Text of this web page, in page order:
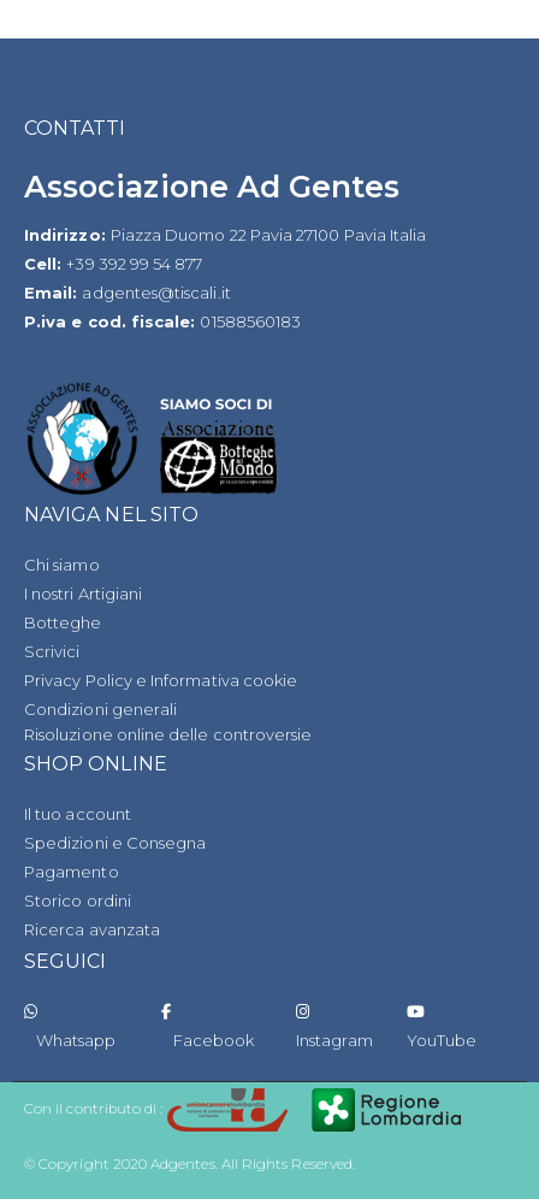
CONTATTI
Associazione Ad Gentes
Indirizzo: Piazza Duomo 22 Pavia 27100 Pavia Italia
Cell:+39 392 99 54 877
Email: adgentes@tiscali.it
P.iva e cod. fiscale: 01588560183
NAVIGA NEL SITO
Chi siamo
I nostri Artigiani
Botteghe
Scrivici
Privacy Policy e Informativa cookie
Condizioni generali
Risoluzione online delle controversie
SHOP ONLINE
Il tuo account
Spedizioni e Consegna
Pagamento
Storico ordini
Ricerca avanzata
SEGUICI
Whatsapp Facebook Instagram YouTube
Con il contributo di :
© Copyright 2020 Adgentes. All Rights Reserved.